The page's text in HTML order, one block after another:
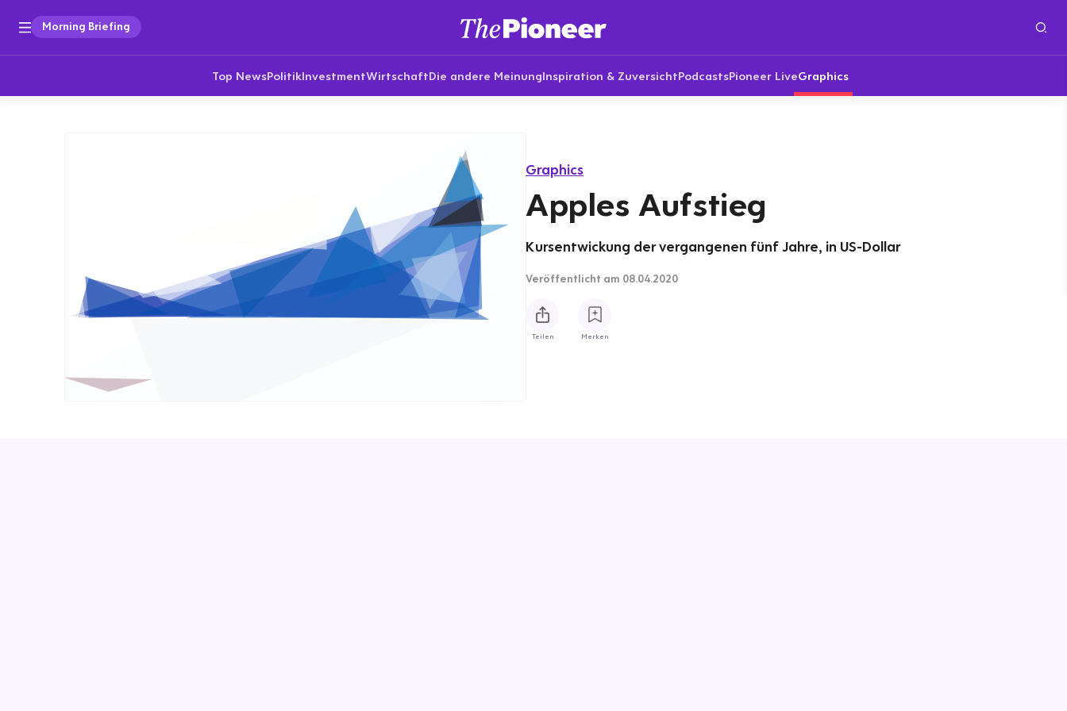
Morning Briefing
Top NewsPolitikInvestmentWirtschaftDie andere MeinungInspiration & ZuversichtPodcastsPioneer LiveGraphics
Graphics
Apples Aufstieg
Kursentwickung der vergangenen fünf Jahre, in US-Dollar
Veröffentlicht am 08.04.2020
Teilen Merken